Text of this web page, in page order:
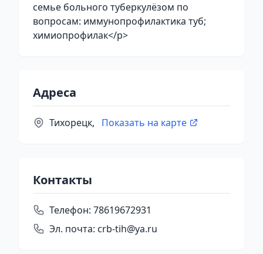
семье больного туберкулёзом по
вопросам: иммунопрофилактика туб;
химиопрофилак</p>
Адреса
Тихорецк, Показать на карте
Контакты
Телефон: 78619672931
Эл. почта: crb-tih@ya.ru